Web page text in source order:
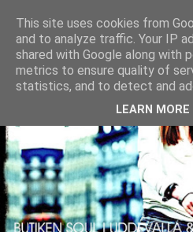
This site uses cookies from
and to analyze traffic. Your IP
shared with Google along with
metrics to ensure quality of
statistics, and to detect and
LEARN MORE